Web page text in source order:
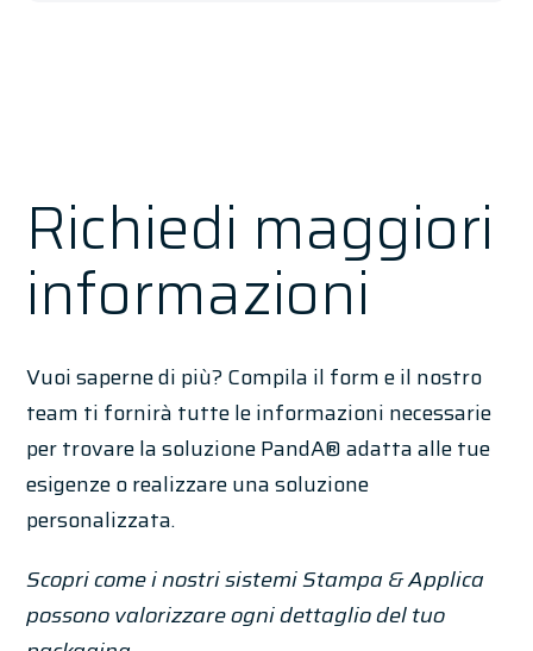
Richiedi maggiori
informazioni
Vuoi saperne di più? Compila il form e il nostro
team ti fornirà tutte le informazioni necessarie
per trovare la soluzione PandA® adatta alle tue
esigenze o realizzare una soluzione
personalizzata.
Scopri come i nostri sistemi Stampa & Applica
possono valorizzare ogni dettaglio del tuo